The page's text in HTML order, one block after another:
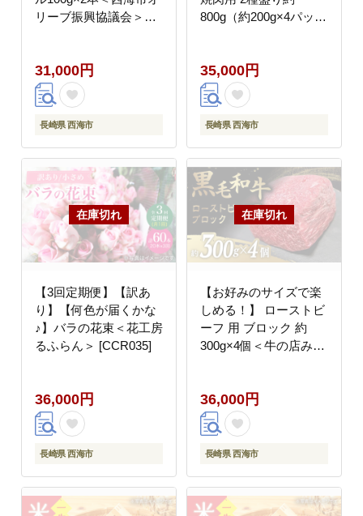
リーブ振興協議会＞
31,000円
長崎県 西海市
800g（約200g×4パッ
35,000円
長崎県 西海市
【3回定期便】【訳あ
り】【何色が届くかな
♪】バラの花束＜花工房
るふらん＞ [CCR035]
36,000円
長崎県 西海市
【お好みのサイズで楽
しめる！】 ローストビ
ーフ 用 ブロック 約
300g×4個＜牛の店みく
36,000円
長崎県 西海市